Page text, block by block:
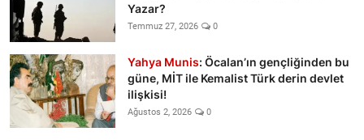
Yazar?
Temmuz 27, 2026 0
Yahya Munis: Öcalan’ın gençliğinden bu
güne, MİT ile Kemalist Türk derin devlet
ilişkisi!
Ağustos 2, 2026 0